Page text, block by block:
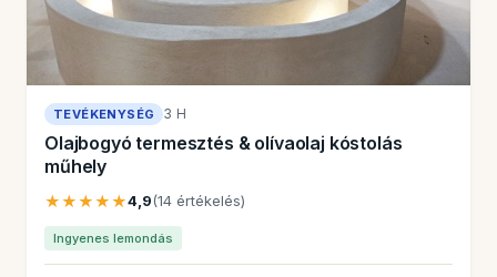
TEVÉKENYSÉG 3 H
Olajbogyó termesztés & olívaolaj kóstolás
műhely
★★★★★4,9(14 értékelés)
Ingyenes lemondás